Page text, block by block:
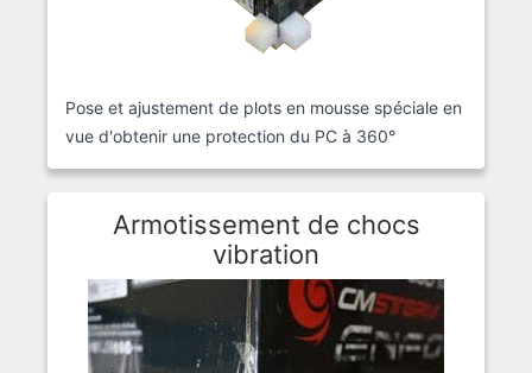
Pose et ajustement de plots en mousse spéciale en
vue d'obtenir une protection du PC à 360°
Armotissement de chocs
vibration